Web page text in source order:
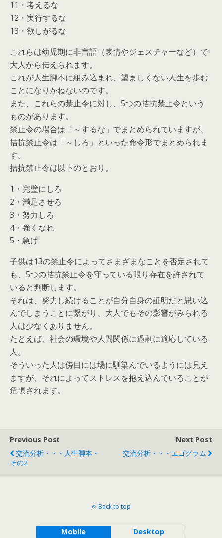
11・考えるな
12・実行するな
13・欲しがるな
これらは幼児期に非言語（表情やジェスチャーなど）で
大人から伝えられます。
これが人生脚本に組み込まれ、望ましくない人生を歩む
ことになりかねないのです。
また、これらの禁止令に対し、5つの拮抗禁止令という
ものがあります。
禁止令の場合は「～するな」でまとめられていますが、
拮抗禁止令は「～しろ」といった命令形でまとめられま
す。
拮抗禁止令は以下のとおり。
1・完璧にしろ
2・満足させろ
3・努力しろ
4・強くなれ
5・急げ
子供は13の禁止令によってさまざまなことを否定されて
も、5つの拮抗禁止令を守っている限り存在を許されて
いると判断します。
それは、努力し続けることが自分自身の証明だと思い込
んでしまうことに繋がり、大人でもその影響がみられる
人は少なくありません。
たとえば、社会の環境や人間関係に過剰に適応している
人。
そういった人は傍目には場に馴染んでいるようには見え
ますが、それによってストレスを抱え込んでいることが
危惧されます。
Previous Post
交流分析・・・人生脚本・
その2
Next Post
交流分析・・・エゴグラム
Back to top
Mobile Desktop